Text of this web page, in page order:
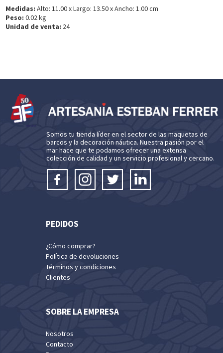
Medidas:Alto: 11.00 x Largo: 13.50 x Ancho: 1.00 cm
Peso:0.02 kg
Unidad de venta: 24
Somos tu tienda líder en el sector de las maquetas de
barcos y la decoración náutica. Nuestra pasión por el
mar hace que te podamos ofrecer una extensa
colección de calidad y un servicio profesional y cercano.
PEDIDOS
¿Cómo comprar?
Política de devoluciones
Términos y condiciones
Clientes
SOBRE LA EMPRESA
Nosotros
Contacto